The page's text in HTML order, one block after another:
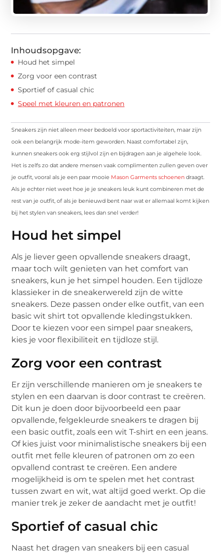
Inhoudsopgave:
Houd het simpel
Zorg voor een contrast
Sportief of casual chic
Speel met kleuren en patronen
Sneakers zijn niet alleen meer bedoeld voor sportactiviteiten, maar zijn
ook een belangrijk mode-item geworden. Naast comfortabel zijn,
kunnen sneakers ook erg stijlvol zijn en bijdragen aan je algehele look.
Het is zelfs zo dat andere mensen vaak complimenten zullen geven over
je outfit, vooral als je een paar mooie Mason Garments schoenen draagt.
Als je echter niet weet hoe je je sneakers leuk kunt combineren met de
rest van je outfit, of als je benieuwd bent naar wat er allemaal komt kijken
bij het stylen van sneakers, lees dan snel verder!
Houd het simpel
Als je liever geen opvallende sneakers draagt,
maar toch wilt genieten van het comfort van
sneakers, kun je het simpel houden. Een tijdloze
klassieker in de sneakerwereld zijn de witte
sneakers. Deze passen onder elke outfit, van een
basic wit shirt tot opvallende kledingstukken.
Door te kiezen voor een simpel paar sneakers,
kies je voor flexibiliteit en tijdloze stijl.
Zorg voor een contrast
Er zijn verschillende manieren om je sneakers te
stylen en een daarvan is door contrast te creëren.
Dit kun je doen door bijvoorbeeld een paar
opvallende, felgekleurde sneakers te dragen bij
een basic outfit, zoals een wit T-shirt en een jeans.
Of kies juist voor minimalistische sneakers bij een
outfit met felle kleuren of patronen om zo een
opvallend contrast te creëren. Een andere
mogelijkheid is om te spelen met het contrast
tussen zwart en wit, wat altijd goed werkt. Op die
manier trek je zeker de aandacht met je outfit!
Sportief of casual chic
Naast het dragen van sneakers bij een casual